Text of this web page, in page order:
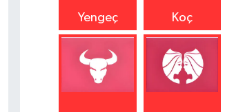
Yengeç Koç